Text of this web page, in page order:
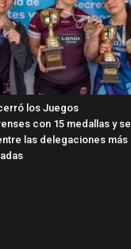
los Juegos
con 15 medallas y se
las delegaciones más